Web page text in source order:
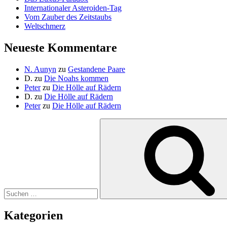
Internationaler Asteroiden-Tag
Vom Zauber des Zeitstaubs
Weltschmerz
Neueste Kommentare
N. Aunyn zu Gestandene Paare
D. zu Die Noahs kommen
Peterzu Die Hölle auf Rädern
D. zu Die Hölle auf Rädern
Peterzu Die Hölle auf Rädern
Kategorien